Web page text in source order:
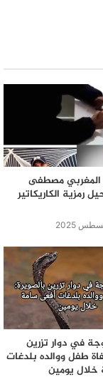
المغربي مصطفى
رمزية الكاريكاتير
في دوار تزرين
طفل ووالده بلدغات
يومين